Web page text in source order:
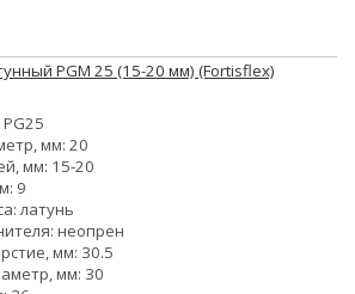
PGM 25 (15-20 мм) (Fortisflex)
мм: 20
мм: 15-20
9
латунь
неопрен
мм: 30.5
мм: 30